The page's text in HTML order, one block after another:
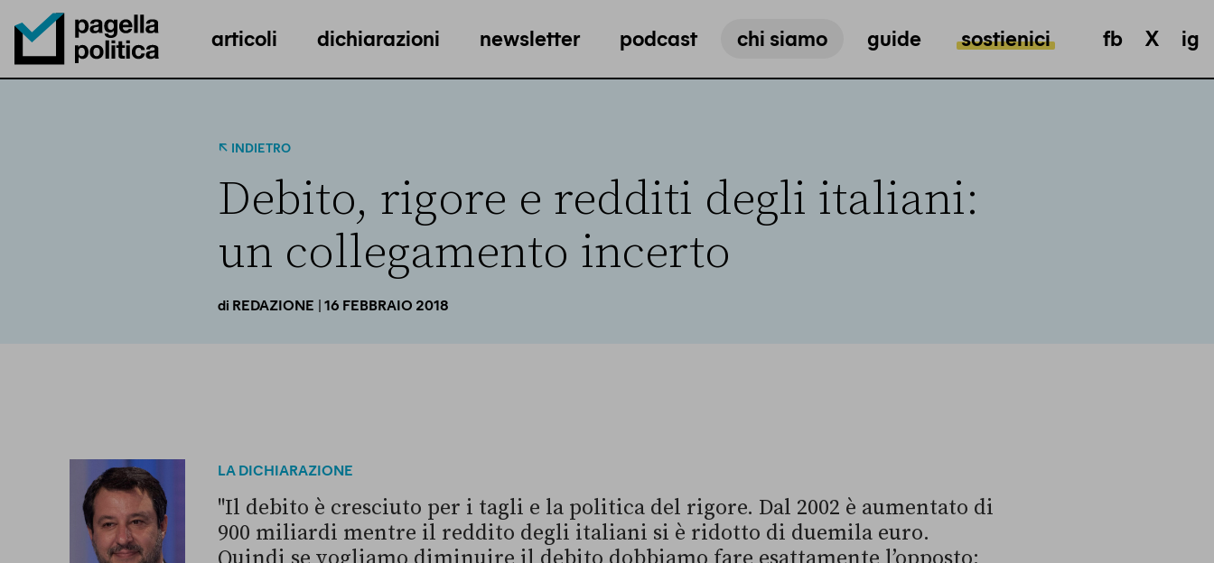
Pagella Politica Logo
articoli dichiarazioni newsletter podcast chi siamo guide sostienici fb X ig
INDIETRO
Debito, rigore e redditi degli italiani:
un collegamento incerto
di REDAZIONE | 16 FEBBRAIO 2018
LA DICHIARAZIONE
"Il debito è cresciuto per i tagli e la politica del rigore. Dal 2002 è aumentato di
900 miliardi mentre il reddito degli italiani si è ridotto di duemila euro.